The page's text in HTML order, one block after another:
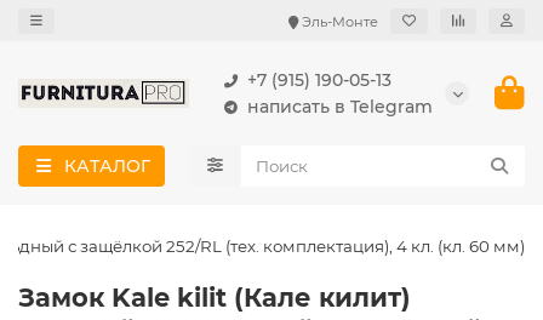
Эль-Монте
+7 (915) 190-05-13
написать в Telegram
КАТАЛОГ
с защёлкой 252/RL (тех. комплектация), 4 кл. (кл. 60 мм)
Замок Kale kilit (Кале килит)